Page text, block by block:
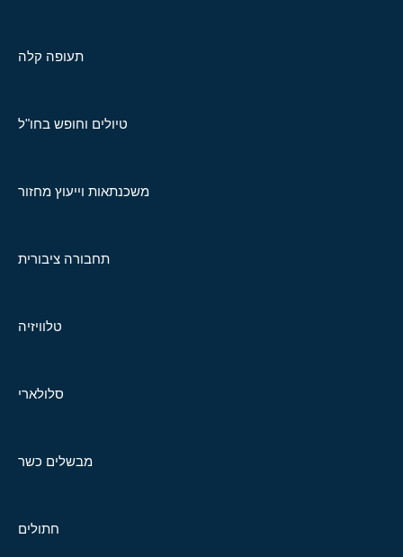
תעופה קלה
טיולים וחופש בחו"ל
משכנתאות וייעוץ מחזור
תחבורה ציבורית
טלוויזיה
סלולארי
מבשלים כשר
חתולים